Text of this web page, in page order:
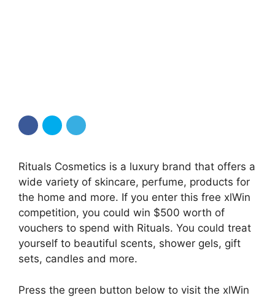
Rituals Cosmetics is a luxury brand that offers a
wide variety of skincare, perfume, products for
the home and more. If you enter this free xlWin
competition, you could win $500 worth of
vouchers to spend with Rituals. You could treat
yourself to beautiful scents, shower gels, gift
sets, candles and more.
Press the green button below to visit the xlWin